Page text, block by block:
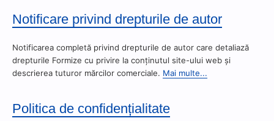
Notificare privind drepturile de autor
Notificarea completă privind drepturile de autor care detaliază
drepturile Formize cu privire la conținutul site-ului web și
descrierea tuturor mărcilor comerciale. Mai multe...
Politica de confidențialitate